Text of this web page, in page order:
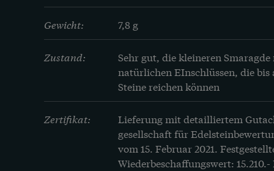
Gewicht: 7,8 g
Zustand:
Sehr gut, die kleineren
natürlichen EInschlüssen, die bis
Steine reichen können
Zertifikat:
Lieferung mit detailliertem
gesellschaft für
vom 15. Februar 2021.
Wiederbeschaffungswert: